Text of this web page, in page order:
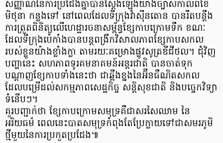
សញ្ញាណនៃការប្រជែងគ្នាបានស្តែងឡើងយ៉ាងច្បាស់កាលពីខែ
មិថុនា កន្លងទៅ នៅពេលដែលទីក្រុងវ៉ាស៊ីនតោន បានរឹតបន្តឹង
ការត្រួតពិនិត្យលើហេដ្ឋារចនាសម្ព័ន្ធខ្សែកាបក្រោមទឹក ខណៈ
ដែលទីក្រុងប៉េកាំងបានបន្តពង្រីកវិសាលភាពខ្សែកាបសកល
របស់ខ្លួនយ៉ាងខ្លាំងក្លា តាមរយៈគម្រោងផ្លូវសូត្រឌីជីថល។ ជុំវិញ
បញ្ហានេះ សហភាពទូរគមនាគមន៍អន្តរជាតិ បានចាត់ទុក
បណ្តាញខ្សែកាបទាំងនេះថា ជាឆ្អឹងខ្នងនៃអ៊ីនធឺណិតសកល
ដែលបម្រើដល់សកម្មភាពសេដ្ឋកិច្ច សន្តិសុខជាតិ និងបច្ចេកវិទ្យា
ទំនើបៗ។
គួរបញ្ជាក់ថា ខ្សែកាបក្រោមសមុទ្រគឺជាសរសៃឈាម នៃ
អរិយធម៌ ពេលនេះបាតសមុទ្រកំពុងតែប្រែក្លាយទៅជាសមរភូមិ
ថ្មីមួយនៃការប្រកួតប្រជែង៕